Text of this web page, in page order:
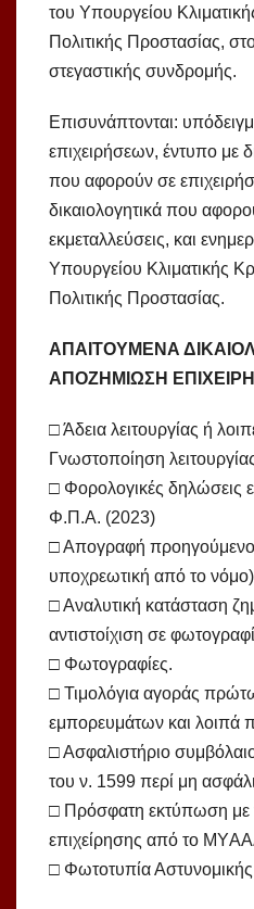
του Υπουργείου
Πολιτικής Προστασίας,
στεγαστικής συνδρομής.
Επισυνάπτονται:
επιχειρήσεων, έντυπο με
που αφορούν σε
δικαιολογητικά που
εκμεταλλεύσεις, και
Υπουργείου Κλιματικής
Πολιτικής Προστασίας.
ΑΠΑΙΤΟΥΜΕΝΑ
ΑΠΟΖΗΜΙΩΣΗ
□ Άδεια λειτουργίας ή
Γνωστοποίηση
□ Φορολογικές δηλώσεις
Φ.Π.Α. (2023)
□ Απογραφή
υποχρεωτική από το νόμο)
□ Αναλυτική κατάσταση
αντιστοίχιση σε
□ Φωτογραφίες.
□ Τιμολόγια αγοράς
εμπορευμάτων και λοιπά
□ Ασφαλιστήριο
του ν. 1599 περί μη
□ Πρόσφατη εκτύπωση με
επιχείρησης από το
□ Φωτοτυπία Αστυνομικής